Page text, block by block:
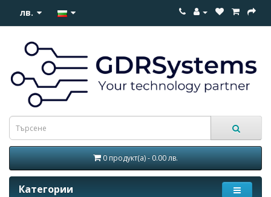
лв.
0 продукт(а) - 0.00 лв.
Категории